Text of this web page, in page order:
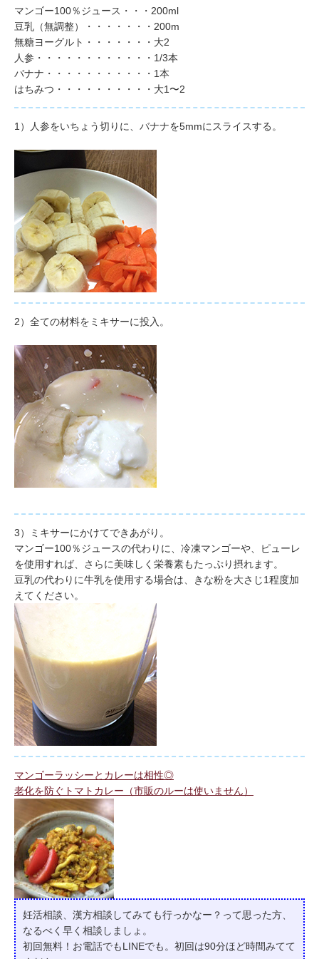
マンゴー100％ジュース・・・200ml
豆乳（無調整）・・・・・・・200m
無糖ヨーグルト・・・・・・・大2
人参・・・・・・・・・・・・1/3本
バナナ・・・・・・・・・・・1本
はちみつ・・・・・・・・・・大1〜2
1）人参をいちょう切りに、バナナを5mmにスライスする。
2）全ての材料をミキサーに投入。
3）ミキサーにかけてできあがり。
マンゴー100％ジュースの代わりに、冷凍マンゴーや、ピューレ
を使用すれば、さらに美味しく栄養素もたっぷり摂れます。
豆乳の代わりに牛乳を使用する場合は、きな粉を大さじ1程度加
えてください。
マンゴーラッシーとカレーは相性◎
老化を防ぐトマトカレー（市販のルーは使いません）
妊活相談、漢方相談してみても行っかなー？って思った方、
なるべく早く相談しましょ。
初回無料！お電話でもLINEでも。初回は90分ほど時間みてて